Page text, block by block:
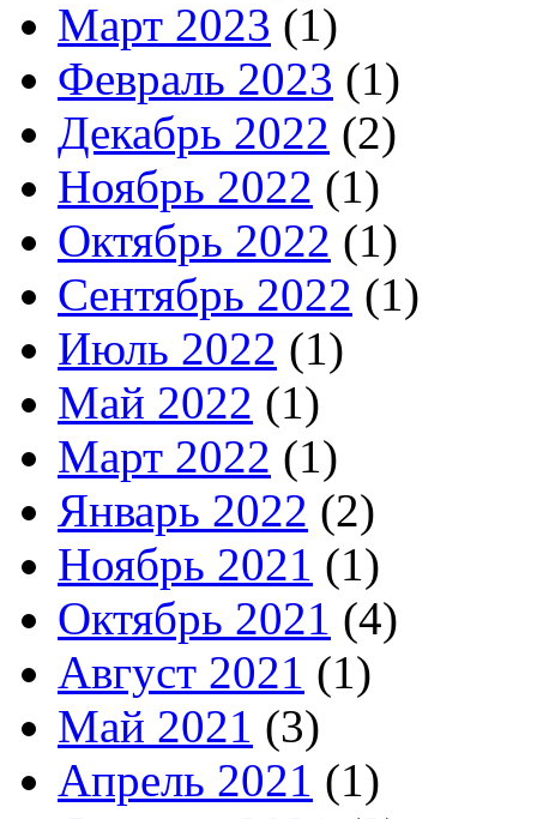
Март 2023 (1)
Февраль 2023 (1)
Декабрь 2022 (2)
Ноябрь 2022 (1)
Октябрь 2022 (1)
Сентябрь 2022 (1)
Июль 2022 (1)
Май 2022 (1)
Март 2022 (1)
Январь 2022 (2)
Ноябрь 2021 (1)
Октябрь 2021 (4)
Август 2021 (1)
Май 2021 (3)
Апрель 2021 (1)